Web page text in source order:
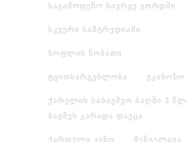
საგამოფენო სივრცე გორდში
სკვერი სამტრედიაში
სოფლის ნობათი
ტყითსარგებლობა უკანონო
ქარელის საბავშვო ბაღში 3
ბავშვს კარადა დაეცა
ქართული კინო შენგელაია